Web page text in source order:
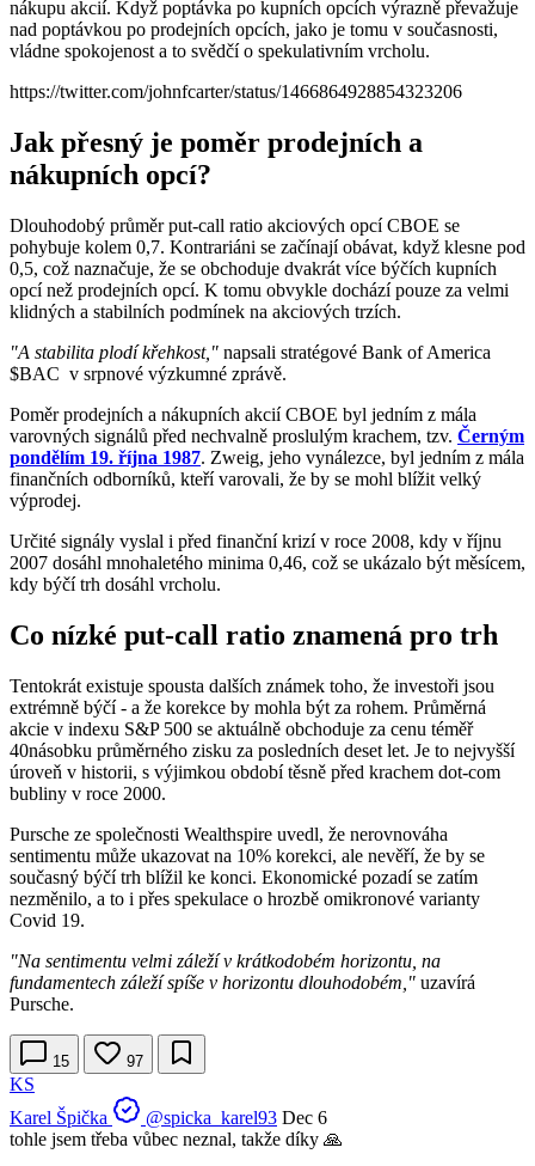
nákupu akcií. Když poptávka po kupních opcích výrazně převažuje
nad poptávkou po prodejních opcích, jako je tomu v současnosti,
vládne spokojenost a to svědčí o spekulativním vrcholu.
https://twitter.com/johnfcarter/status/1466864928854323206
Jak přesný je poměr prodejních a
nákupních opcí?
Dlouhodobý průměr put-call ratio akciových opcí CBOE se
pohybuje kolem 0,7. Kontrariáni se začínají obávat, když klesne pod
0,5, což naznačuje, že se obchoduje dvakrát více býčích kupních
opcí než prodejních opcí. K tomu obvykle dochází pouze za velmi
klidných a stabilních podmínek na akciových trzích.
"A stabilita plodí křehkost," napsali stratégové Bank of America
$BAC v srpnové výzkumné zprávě.
Poměr prodejních a nákupních akcií CBOE byl jedním z mála
varovných signálů před nechvalně proslulým krachem, tzv. Černým
pondělím 19. října 1987. Zweig, jeho vynálezce, byl jedním z mála
finančních odborníků, kteří varovali, že by se mohl blížit velký
výprodej.
Určité signály vyslal i před finanční krizí v roce 2008, kdy v říjnu
2007 dosáhl mnohaletého minima 0,46, což se ukázalo být měsícem,
kdy býčí trh dosáhl vrcholu.
Co nízké put-call ratio znamená pro trh
Tentokrát existuje spousta dalších známek toho, že investoři jsou
extrémně býčí - a že korekce by mohla být za rohem. Průměrná
akcie v indexu S&P 500 se aktuálně obchoduje za cenu téměř
40násobku průměrného zisku za posledních deset let. Je to nejvyšší
úroveň v historii, s výjimkou období těsně před krachem dot-com
bubliny v roce 2000.
Pursche ze společnosti Wealthspire uvedl, že nerovnováha
sentimentu může ukazovat na 10% korekci, ale nevěří, že by se
současný býčí trh blížil ke konci. Ekonomické pozadí se zatím
nezměnilo, a to i přes spekulace o hrozbě omikronové varianty
Covid 19.
"Na sentimentu velmi záleží v krátkodobém horizontu, na
fundamentech záleží spíše v horizontu dlouhodobém," uzavírá
Pursche.
15 97
KS
Karel Špička
@spicka_karel93 Dec 6
tohle jsem třeba vůbec neznal, takže díky 🙏